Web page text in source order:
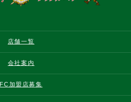
店舗一覧
会社案内
FC加盟店募集